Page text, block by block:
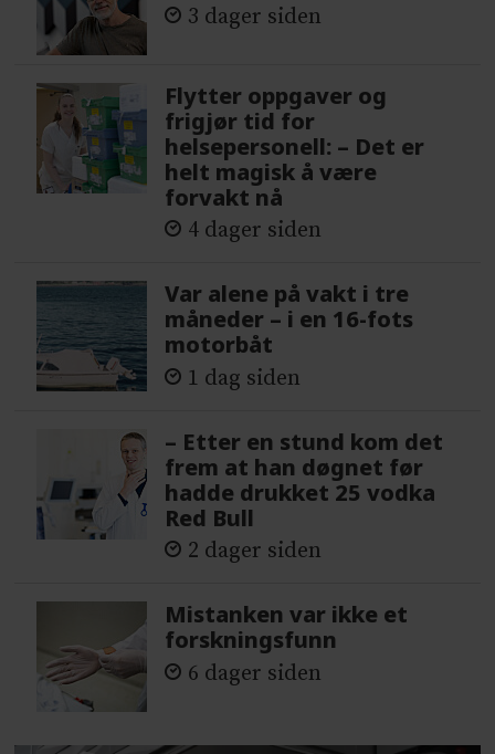
3 dager siden
Flytter oppgaver og
frigjør tid for
helsepersonell: – Det er
helt magisk å være
forvakt nå
4 dager siden
Var alene på vakt i tre
måneder – i en 16-fots
motorbåt
1 dag siden
– Etter en stund kom det
frem at han døgnet før
hadde drukket 25 vodka
Red Bull
2 dager siden
Mistanken var ikke et
forskningsfunn
6 dager siden